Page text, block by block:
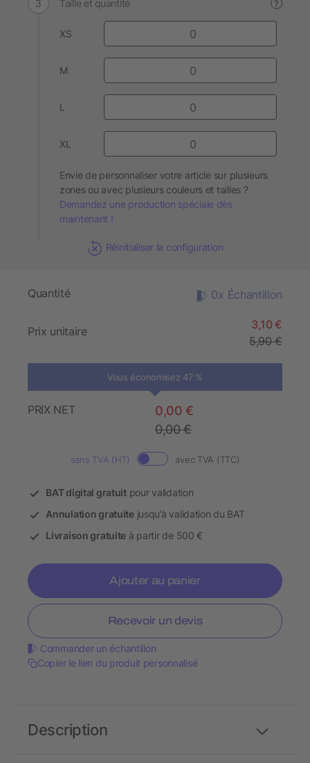
Taille et quantité ?
XS
M
L
XL
Envie de personnaliser votre article sur plusieurs
zones ou avec plusieurs couleurs et tailles ?
Demandez une production spéciale dès
maintenant !
Réinitialiser la configuration
Quantité 0x Échantillon
Prix unitaire
3,10 €
5,90 €
Vous économisez 47 %
PRIX NET
0,00 €
0,00 €
sans TVA (HT) avec TVA (TTC)
BAT digital gratuitpour validation
Annulation gratuitejusqu’à validation du BAT
Livraison gratuite à partir de 500 €
Ajouter au panier
Recevoir un devis
Commander un échantillon
Copier le lien du produit personnalisé
Description